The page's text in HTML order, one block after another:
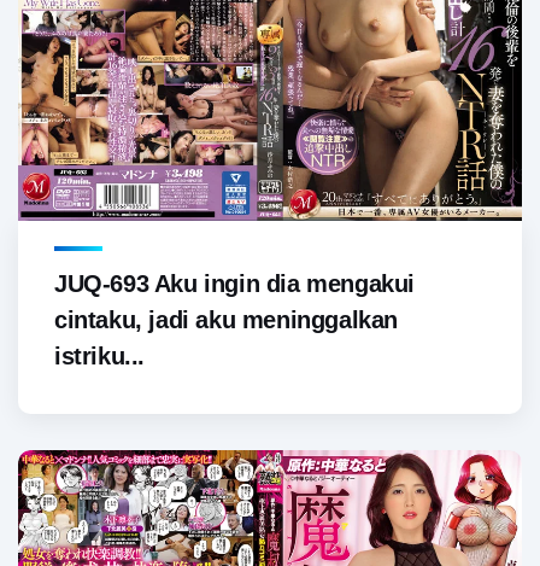
JUQ-693 Aku ingin dia mengakui
cintaku, jadi aku meninggalkan
istriku...